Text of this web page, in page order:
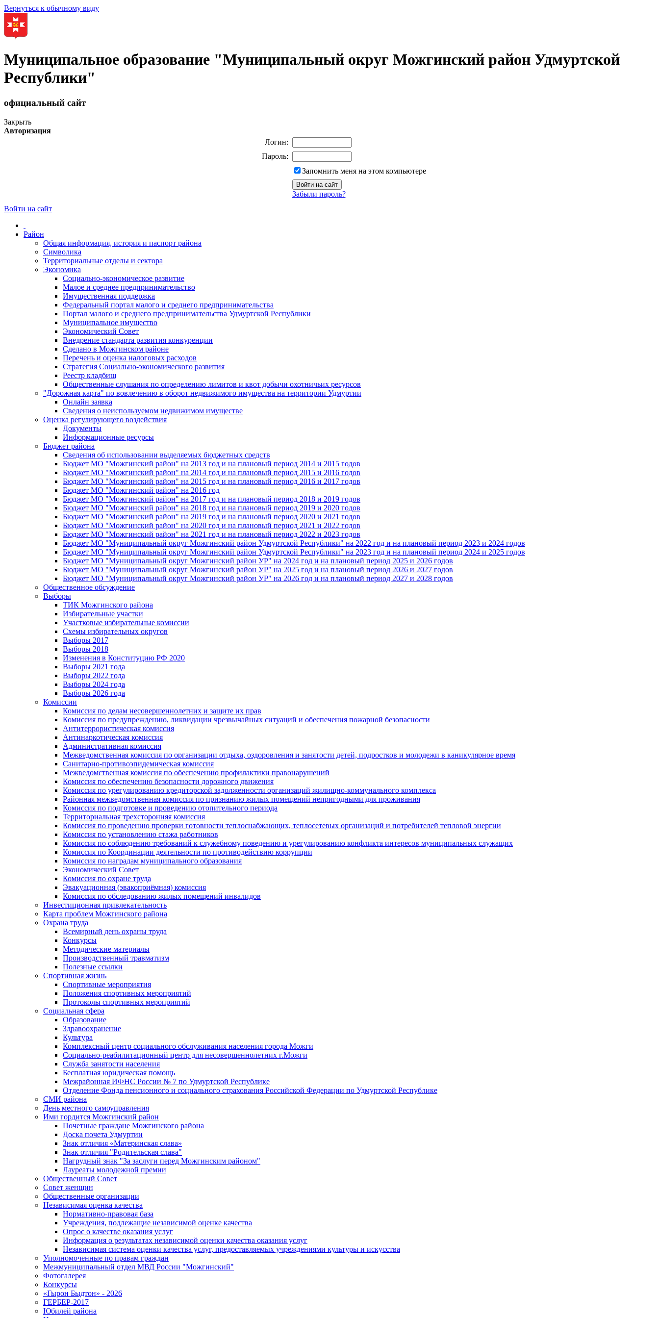
Вернуться к обычному виду
Муниципальное образование "Муниципальный округ Можгинский район Удмуртской
Республики"
официальный сайт
Закрыть
Авторизация
Логин:
Пароль:
Запомнить меня на этом компьютере
Забыли пароль?
Войти на сайт
Район
Общая информация, история и паспорт района
Символика
Территориальные отделы и сектора
Экономика
Социально-экономическое развитие
Малое и среднее предпринимательство
Имущественная поддержка
Федеральный портал малого и среднего предпринимательства
Портал малого и среднего предпринимательства Удмуртской Республики
Муниципальное имущество
Экономический Совет
Внедрение стандарта развития конкуренции
Сделано в Можгинском районе
Перечень и оценка налоговых расходов
Стратегия Социально-экономического развития
Реестр кладбищ
Общественные слушания по определению лимитов и квот добычи охотничьих ресурсов
"Дорожная карта" по вовлечению в оборот недвижимого имущества на территории Удмуртии
Онлайн заявка
Сведения о неиспользуемом недвижимом имуществе
Оценка регулирующего воздействия
Документы
Информационные ресурсы
Бюджет района
Сведения об использовании выделяемых бюджетных средств
Бюджет МО "Можгинский район" на 2013 год и на плановый период 2014 и 2015 годов
Бюджет МО "Можгинский район" на 2014 год и на плановый период 2015 и 2016 годов
Бюджет МО "Можгинский район" на 2015 год и на плановый период 2016 и 2017 годов
Бюджет МО "Можгинский район" на 2016 год
Бюджет МО "Можгинский район" на 2017 год и на плановый период 2018 и 2019 годов
Бюджет МО "Можгинский район" на 2018 год и на плановый период 2019 и 2020 годов
Бюджет МО "Можгинский район" на 2019 год и на плановый период 2020 и 2021 годов
Бюджет МО "Можгинский район" на 2020 год и на плановый период 2021 и 2022 годов
Бюджет МО "Можгинский район" на 2021 год и на плановый период 2022 и 2023 годов
Бюджет МО "Муниципальный округ Можгинский район Удмуртской Республики" на 2022 год и на плановый период 2023 и 2024 годов
Бюджет МО "Муниципальный округ Можгинский район Удмуртской Республики" на 2023 год и на плановый период 2024 и 2025 годов
Бюджет МО "Муниципальный округ Можгинский район УР" на 2024 год и на плановый период 2025 и 2026 годов
Бюджет МО "Муниципальный округ Можгинский район УР" на 2025 год и на плановый период 2026 и 2027 годов
Бюджет МО "Муниципальный округ Можгинский район УР" на 2026 год и на плановый период 2027 и 2028 годов
Общественное обсуждение
Выборы
ТИК Можгинского района
Избирательные участки
Участковые избирательные комиссии
Схемы избирательных округов
Выборы 2017
Выборы 2018
Изменения в Конституцию РФ 2020
Выборы 2021 года
Выборы 2022 года
Выборы 2024 года
Выборы 2026 года
Комиссии
Комиссия по делам несовершеннолетних и защите их прав
Комиссия по предупреждению, ликвидации чрезвычайных ситуаций и обеспечения пожарной безопасности
Антитеррористическая комиссия
Антинаркотическая комиссия
Административная комиссия
Межведомственная комиссия по организации отдыха, оздоровления и занятости детей, подростков и молодежи в каникулярное время
Санитарно-противоэпидемическая комиссия
Межведомственная комиссия по обеспечению профилактики правонарушений
Комиссия по обеспечению безопасности дорожного движения
Комиссия по урегулированию кредиторской задолженности организаций жилищно-коммунального комплекса
Районная межведомственная комиссия по признанию жилых помещений непригодными для проживания
Комиссия по подготовке и проведению отопительного периода
Территориальная трехсторонняя комиссия
Комиссия по проведению проверки готовности теплоснабжающих, теплосетевых организаций и потребителей тепловой энергии
Комиссия по установлению стажа работников
Комиссия по соблюдению требований к служебному поведению и урегулированию конфликта интересов муниципальных служащих
Комиссия по Координации деятельности по противодействию коррупции
Комиссия по наградам муниципального образования
Экономический Совет
Комиссия по охране труда
Эвакуационная (эвакоприёмная) комиссия
Комиссия по обследованию жилых помещений инвалидов
Инвестиционная привлекательность
Карта проблем Можгинского района
Охрана труда
Всемирный день охраны труда
Конкурсы
Методические материалы
Производственный травматизм
Полезные ссылки
Спортивная жизнь
Спортивные мероприятия
Положения спортивных мероприятий
Протоколы спортивных мероприятий
Социальная сфера
Образование
Здравоохранение
Культура
Комплексный центр социального обслуживания населения города Можги
Социально-реабилитационный центр для несовершеннолетних г.Можги
Служба занятости населения
Бесплатная юридическая помощь
Межрайонная ИФНС России № 7 по Удмуртской Республике
Отделение Фонда пенсионного и социального страхования Российской Федерации по Удмуртской Республике
СМИ района
День местного самоуправления
Ими гордится Можгинский район
Почетные граждане Можгинского района
Доска почета Удмуртии
Знак отличия «Материнская слава»
Знак отличия "Родительская слава"
Нагрудный знак "За заслуги перед Можгинским районом"
Лауреаты молодежной премии
Общественный Совет
Совет женщин
Общественные организации
Независимая оценка качества
Нормативно-правовая база
Учреждения, подлежащие независимой оценке качества
Опрос о качестве оказания услуг
Информация о результатах независимой оценки качества оказания услуг
Независимая система оценки качества услуг, предоставляемых учреждениями культуры и искусства
Уполномоченные по правам граждан
Межмуниципальный отдел МВД России "Можгинский"
Фотогалерея
Конкурсы
«Гырон Быдтон» - 2026
ГЕРБЕР-2017
Юбилей района